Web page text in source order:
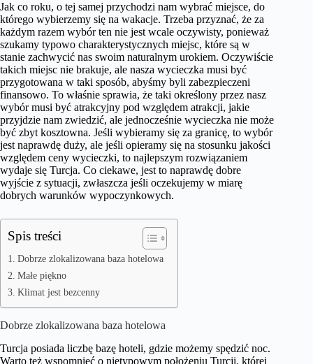
Jak co roku, o tej samej przychodzi nam wybrać miejsce, do
którego wybierzemy się na wakacje. Trzeba przyznać, że za
każdym razem wybór ten nie jest wcale oczywisty, ponieważ
szukamy typowo charakterystycznych miejsc, które są w
stanie zachwycić nas swoim naturalnym urokiem. Oczywiście
takich miejsc nie brakuje, ale nasza wycieczka musi być
przygotowana w taki sposób, abyśmy byli zabezpieczeni
finansowo. To właśnie sprawia, że taki określony przez nasz
wybór musi być atrakcyjny pod względem atrakcji, jakie
przyjdzie nam zwiedzić, ale jednocześnie wycieczka nie może
być zbyt kosztowna. Jeśli wybieramy się za granicę, to wybór
jest naprawdę duży, ale jeśli opieramy się na stosunku jakości
względem ceny wycieczki, to najlepszym rozwiązaniem
wydaje się Turcja. Co ciekawe, jest to naprawdę dobre
wyjście z sytuacji, zwłaszcza jeśli oczekujemy w miarę
dobrych warunków wypoczynkowych.
Spis treści
Dobrze zlokalizowana baza hotelowa
Małe piękno
Klimat jest bezcenny
Dobrze zlokalizowana baza hotelowa
Turcja posiada liczbę bazę hoteli, gdzie możemy spędzić noc.
Warto też wspomnieć o nietypowym położeniu Turcji, której